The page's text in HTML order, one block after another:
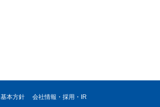
本方針 会社情報・採用・IR